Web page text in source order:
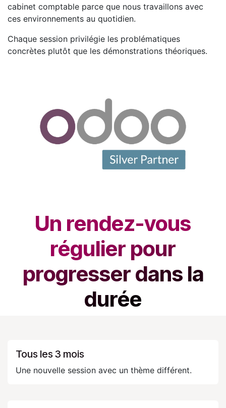
cabinet comptable parce que nous travaillons avec
ces environnements au quotidien.
Chaque session privilégie les problématiques
concrètes plutôt que les démonstrations théoriques.
Un rendez-vous
régulier pour
progresser dans la
durée
Tous les 3 mois
Une nouvelle session avec un thème différent.